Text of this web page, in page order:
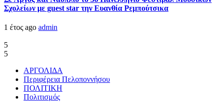
Σχολείων με guest star την Ευανθία Ρεμπούτσικα
1 έτος ago admin
5
5
ΑΡΓΟΛΙΔΑ
Περιφέρεια Πελοποννήσου
ΠΟΛΙΤΙΚΗ
Πολιτισμός